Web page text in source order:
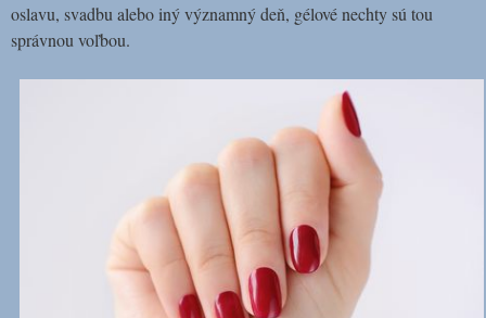
oslavu, svadbu alebo iný významný deň, gélové nechty sú tou
správnou voľbou.